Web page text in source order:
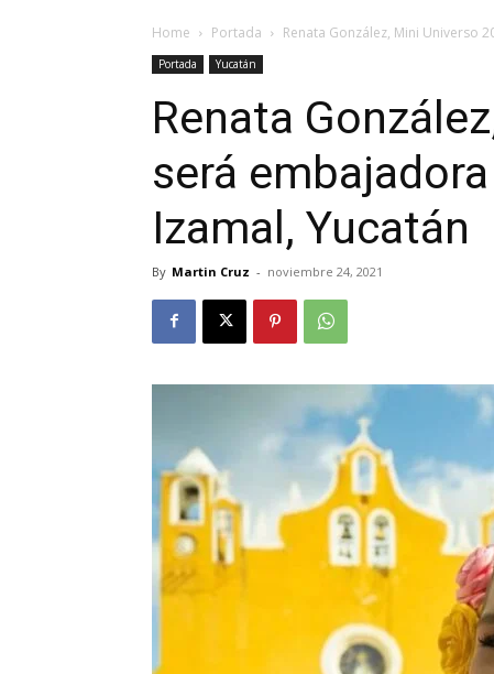
Home Portada Renata González, Mini Universo
Portada Yucatán
Renata
será
Izamal, Yucatán
By Martin Cruz - noviembre 24, 2021